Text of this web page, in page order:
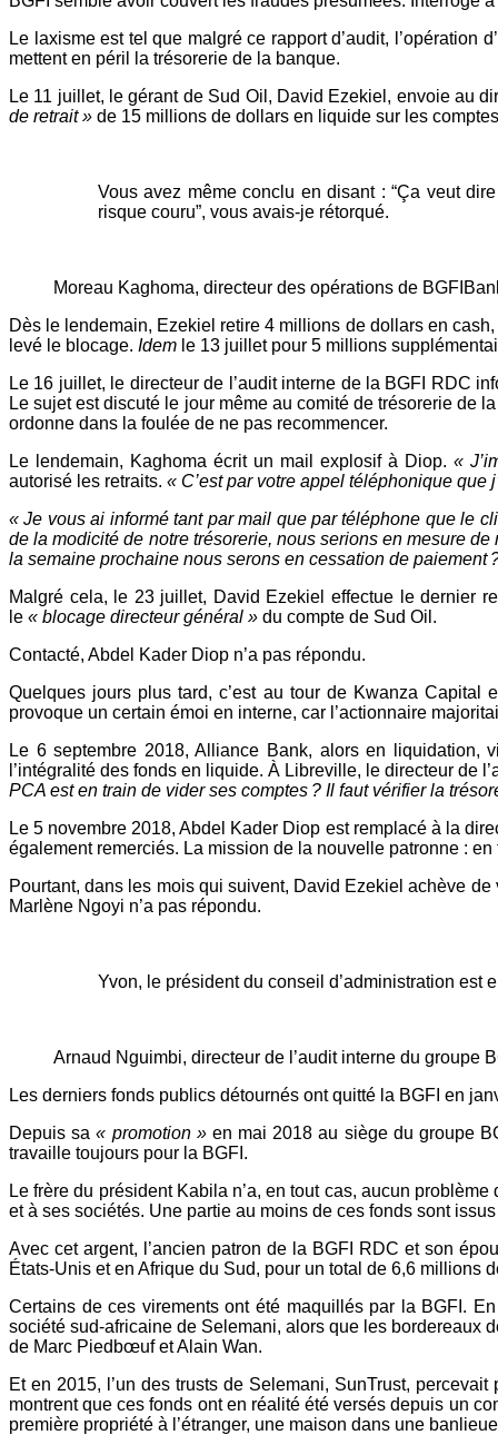
Le laxisme est tel que malgré ce rapport d’audit, l’opération
mettent en péril la trésorerie de la banque.
Le 11 juillet, le gérant de Sud Oil, David Ezekiel, envoie au
de retrait » de 15 millions de dollars en liquide sur les
Vous avez même conclu en disant : “Ça veut
risque couru”, vous avais-je rétorqué.
Moreau Kaghoma, directeur des opérations de
Dès le lendemain, Ezekiel retire 4 millions de dollars en
levé le blocage. Idem le 13 juillet pour 5 millions
Le 16 juillet, le directeur de l’audit interne de la BGFI RDC
Le sujet est discuté le jour même au comité de trésorerie de
ordonne dans la foulée de ne pas recommencer.
Le lendemain, Kaghoma écrit un mail explosif à Diop.«
autorisé les retraits. « C’est par votre appel téléphonique
« Je vous ai informé tant par mail que par téléphone que le
de la modicité de notre trésorerie, nous serions en mesure
la semaine prochaine nous serons en cessation de paiement
Malgré cela, le 23 juillet, David Ezekiel effectue le dernier
le « blocage directeur général » du compte de Sud Oil.
Contacté, Abdel Kader Diop n’a pas répondu.
Quelques jours plus tard, c’est au tour de Kwanza
provoque un certain émoi en interne, car l’actionnaire
Le 6 septembre 2018, Alliance Bank, alors en
l’intégralité des fonds en liquide. À Libreville, le directeur de
PCA est en train de vider ses comptes ? Il faut vérifier la
Le 5 novembre 2018, Abdel Kader Diop est remplacé à la
également remerciés. La mission de la nouvelle patronne :
Pourtant, dans les mois qui suivent, David Ezekiel achève
Marlène Ngoyi n’a pas répondu.
Yvon, le président du conseil d’administration est
Arnaud Nguimbi, directeur de l’audit interne du groupe
Les derniers fonds publics détournés ont quitté la BGFI en
Depuis sa« promotion »en mai 2018 au siège du groupe
travaille toujours pour la BGFI.
Le frère du président Kabila n’a, en tout cas, aucun
et à ses sociétés. Une partie au moins de ces fonds sont
Avec cet argent, l’ancien patron de la BGFI RDC et son
États-Unis et en Afrique du Sud, pour un total de 6,6 millions
Certains de ces virements ont été maquillés par la BGFI.
société sud-africaine de Selemani, alors que les bordereaux
de Marc Piedbœuf et Alain Wan.
Et en 2015, l’un des trusts de Selemani, SunTrust,
montrent que ces fonds ont en réalité été versés depuis un
première propriété à l’étranger, une maison dans une